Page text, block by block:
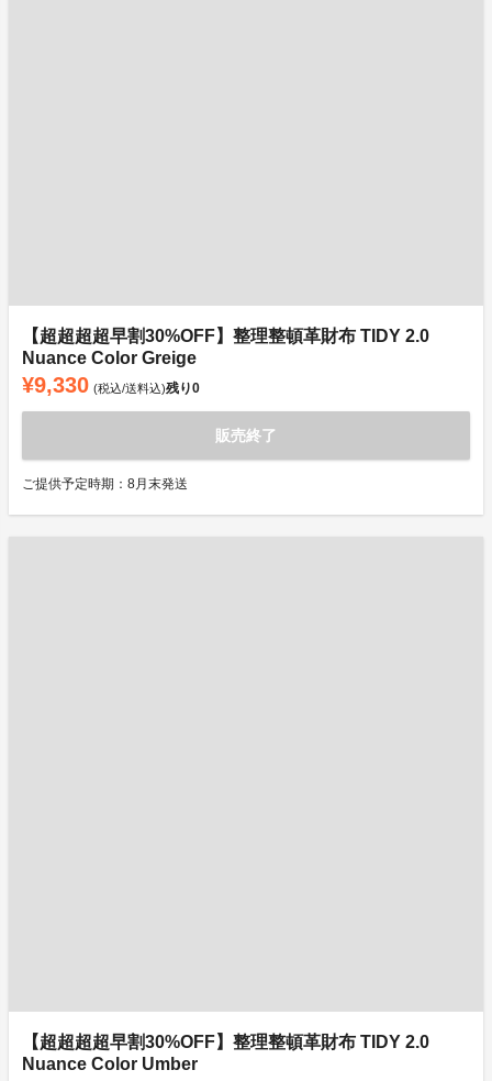
【超超超超早割30%OFF】整理整頓革財布 TIDY 2.0
Nuance Color Greige
¥9,330 (税込/送料込)残り0
販売終了
ご提供予定時期：8月末発送
【超超超超早割30%OFF】整理整頓革財布 TIDY 2.0
Nuance Color Umber